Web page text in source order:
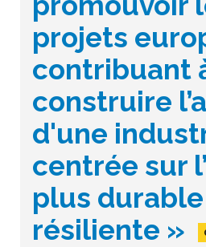
projets
contribuant
construire
d'une
centrée sur
plus
résiliente »